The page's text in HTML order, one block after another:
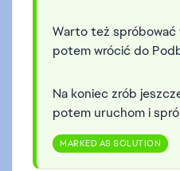
Warto też spróbować
potem wrócić do
Na koniec zrób
potem uruchom i
MARKED AS SOLUTION